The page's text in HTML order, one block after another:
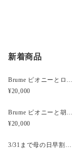
新着商品
Brume ピオニーとローズと胡蝶蘭のウェディングブーケ
¥20,000
Brume ピオニーと胡蝶蘭のウェディングブーケ
¥20,000
3/31まで母の日早割・5束限定 ピオニーのアーティフィシャルフラワーブーケ Merci Élégantメルシーエレガン